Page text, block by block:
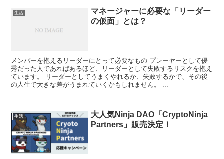
生活
マネージャーに必要な「リーダー
の仮面」とは？
メンバーを抱えるリーダーにとって必要なもの プレーヤーとして優
秀だった人であればあるほど、リーダーとして失敗するリスクを抱え
ています。 リーダーとしてうまくやれるか、失敗するかで、その後
の人生で大きな差がうまれていくかもしれません。 ...
生活
大人気Ninja DAO「CryptoNinja
Partners」販売決定！